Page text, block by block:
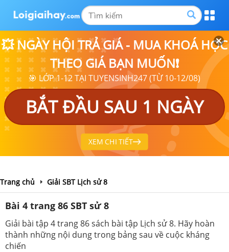
💥 NGÀY HỘI TRẢ GIÁ - MUA KHOÁ HỌC
THEO GIÁ BẠN MUỐN❗
🎯 LỚP 1-12 TẠI TUYENSINH247 (TỪ 10-12/08)
BẮT ĐẦU SAU 1 NGÀY
XEM CHI TIẾT
Trang chủ Giải SBT Lịch sử 8
Bài 4 trang 86 SBT sử 8
Giải bài tập 4 trang 86 sách bài tập Lịch sử 8. Hãy hoàn
thành những nội dung trong bảng sau về cuộc kháng
chiến